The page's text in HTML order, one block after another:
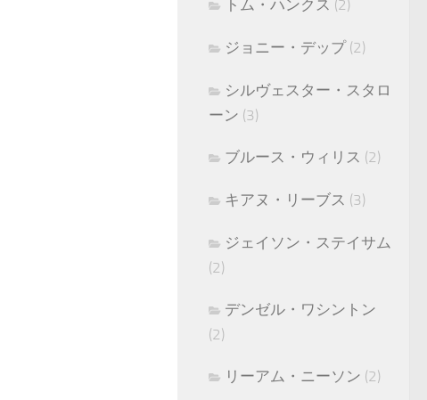
トム・ハンクス (2)
ジョニー・デップ(2)
シルヴェスター・スタロ
ーン (3)
ブルース・ウィリス (2)
キアヌ・リーブス (3)
ジェイソン・ステイサム
(2)
デンゼル・ワシントン
(2)
リーアム・ニーソン (2)